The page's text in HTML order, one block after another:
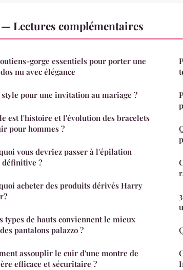
Lectures complémentaires
gorge essentiels pour porter une
nu avec élégance
pour une invitation au mariage ?
est l'histoire et l'évolution des bracelets
pour hommes ?
vous devriez passer à l'épilation
définitive ?
acheter des produits dérivés Harry
types de hauts conviennent le mieux
pantalons palazzo ?
assouplir le cuir d'une montre de
efficace et sécuritaire ?